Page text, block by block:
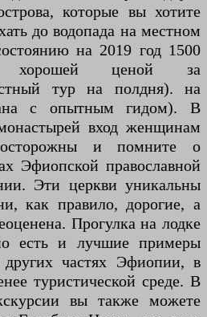
которые вы хотите
до водопада на местном
на 2019 год 1500
хорошей ценой за
тур на полдня). на
с опытным гидом). В
вход женщинам
осторожны и помните о
Эфиопской православной
Эти церкви уникальны
как правило, дорогие, а
Прогулка на лодке
есть и лучшие примеры
других частях Эфиопии, в
туристической среде. В
вы также можете